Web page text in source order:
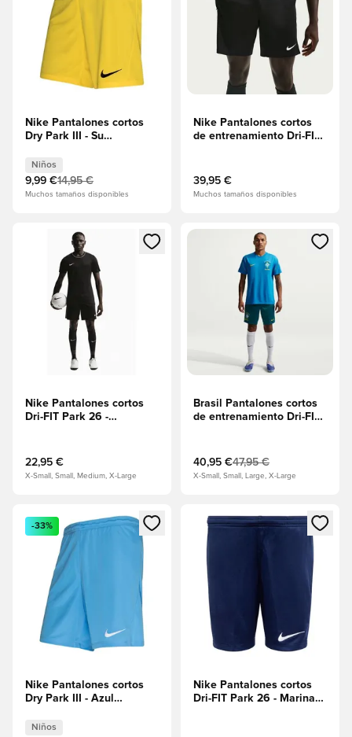
Nike Pantalones cortos
Dry Park III - Su
Niños
9,99 €14,95 €
Muchos tamaños disponibles
Nike Pantalones cortos
de entrenamiento Dri-FIT
39,95 €
Muchos tamaños disponibles
Abre un modal para iniciar sesión o registrarse como
Nike Pantalones cortos
Dri-FIT Park 26 -
22,95 €
X-Small, Small, Medium, X-Large
Abre un modal para iniciar
Brasil Pantalones cortos
de entrenamiento Dri-FIT
Menta/Midwest Gold
40,95 €47,95 €
X-Small, Small, Large, X-Large
Abre un modal para iniciar sesión o registrarse como
-33%
Nike Pantalones cortos
Dry Park III - Azul
Niños
Niños
Abre un modal para iniciar
Nike Pantalones cortos
Dri-FIT Park 26 - Marina